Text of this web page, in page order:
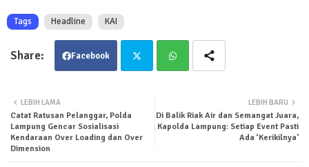
Tags Headline KAI
Facebook
ter tsa
LEBIH BARU
Di Balik Riak Air dan Semangat Juara,
Kapolda Lampung: Setiap Event Pasti
Ada ‘Kerikilnya’
LEBIH LAMA
Catat Ratusan Pelanggar, Polda
Lampung Gencar Sosialisasi
Kendaraan Over Loading dan Over
Dimension